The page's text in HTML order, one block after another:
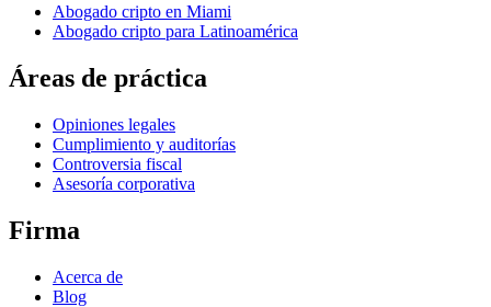
Abogado cripto en Miami
Abogado cripto para Latinoamérica
Áreas de práctica
Opiniones legales
Cumplimiento y auditorías
Controversia fiscal
Asesoría corporativa
Firma
Acerca de
Blog